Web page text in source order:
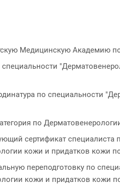
Медицинскую Академию
специальности
по специальности
по
сертификат
кожи и придатков кожи
переподготовку по
кожи и придатков кожи